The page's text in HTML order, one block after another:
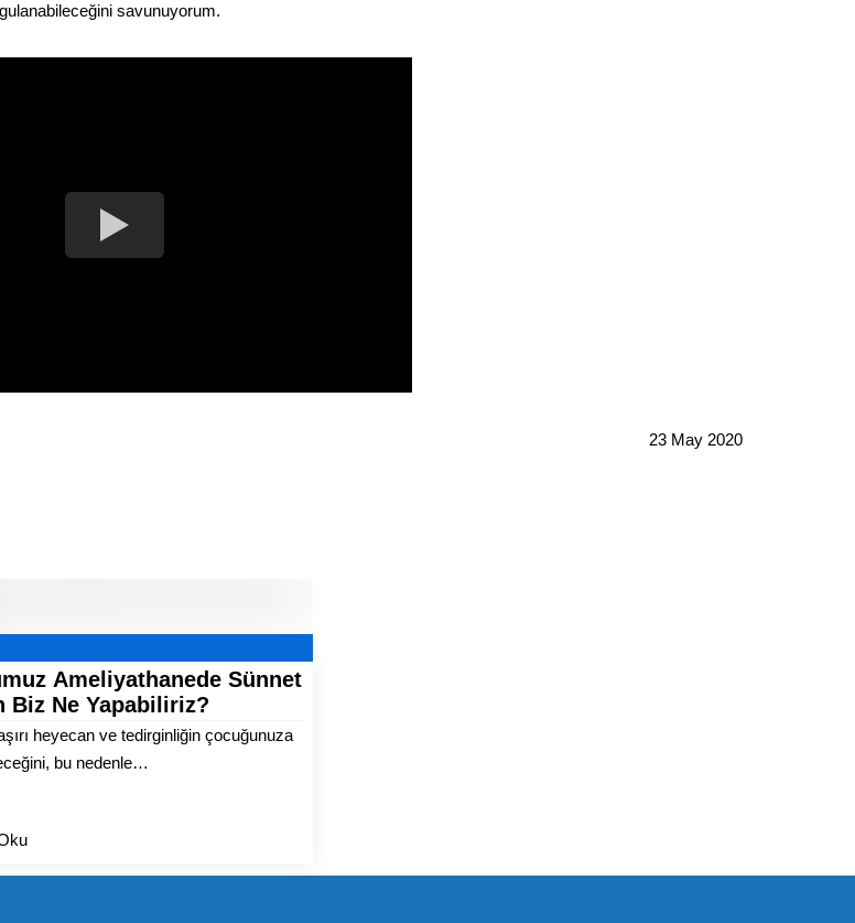
savunuyorum.
23 May 2020
Ameliyathanede Sünnet
Biz Ne Yapabiliriz?
heyecan ve tedirginliğin çocuğunuza
bu nedenle…